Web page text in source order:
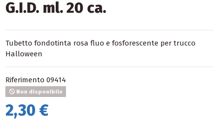
G.I.D. ml. 20 ca.
Tubetto fondotinta rosa fluo e fosforescente per trucco
Halloween
Riferimento 09414
Non disponibile
2,30 €